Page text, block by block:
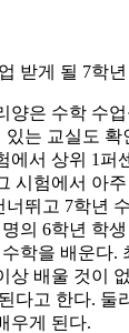
받게 될 7학
양은 수학 수
있는 교실도
에서 상위 1퍼
시험에서 아
너뛰고 7학년
의 6학년 학
학을 배운다.
상 배울 것이
다고 한다. 둘
우게 된다.